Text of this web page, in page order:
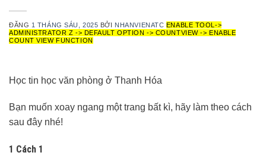
ĐĂNG 1 THÁNG SÁU, 2025 BỞI NHANVIENATC ENABLE TOOL->
ADMINISTRATOR Z -> DEFAULT OPTION -> COUNTVIEW -> ENABLE
COUNT VIEW FUNCTION
Học tin học văn phòng ở Thanh Hóa
Bạn muốn xoay ngang một trang bất kì, hãy làm theo cách
sau đây nhé!
1 Cách 1